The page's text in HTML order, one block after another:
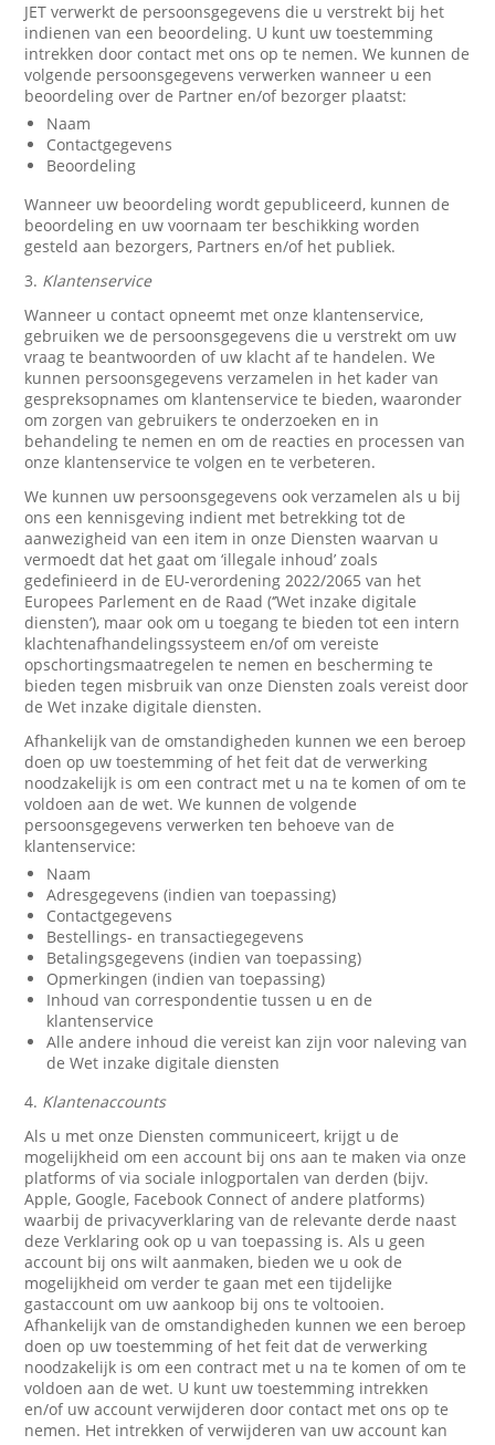
JET verwerkt de persoonsgegevens die u verstrekt bij het
indienen van een beoordeling. U kunt uw toestemming
intrekken door contact met ons op te nemen. We kunnen de
volgende persoonsgegevens verwerken wanneer u een
beoordeling over de Partner en/of bezorger plaatst:
Naam
Contactgegevens
Beoordeling
Wanneer uw beoordeling wordt gepubliceerd, kunnen de
beoordeling en uw voornaam ter beschikking worden
gesteld aan bezorgers, Partners en/of het publiek.
3. Klantenservice
Wanneer u contact opneemt met onze klantenservice,
gebruiken we de persoonsgegevens die u verstrekt om uw
vraag te beantwoorden of uw klacht af te handelen. We
kunnen persoonsgegevens verzamelen in het kader van
gespreksopnames om klantenservice te bieden, waaronder
om zorgen van gebruikers te onderzoeken en in
behandeling te nemen en om de reacties en processen van
onze klantenservice te volgen en te verbeteren.
We kunnen uw persoonsgegevens ook verzamelen als u bij
ons een kennisgeving indient met betrekking tot de
aanwezigheid van een item in onze Diensten waarvan u
vermoedt dat het gaat om ‘illegale inhoud’ zoals
gedefinieerd in de EU-verordening 2022/2065 van het
Europees Parlement en de Raad (‘’Wet inzake digitale
diensten’), maar ook om u toegang te bieden tot een intern
klachtenafhandelingssysteem en/of om vereiste
opschortingsmaatregelen te nemen en bescherming te
bieden tegen misbruik van onze Diensten zoals vereist door
de Wet inzake digitale diensten.
Afhankelijk van de omstandigheden kunnen we een beroep
doen op uw toestemming of het feit dat de verwerking
noodzakelijk is om een contract met u na te komen of om te
voldoen aan de wet. We kunnen de volgende
persoonsgegevens verwerken ten behoeve van de
klantenservice:
Naam
Adresgegevens (indien van toepassing)
Contactgegevens
Bestellings- en transactiegegevens
Betalingsgegevens (indien van toepassing)
Opmerkingen (indien van toepassing)
Inhoud van correspondentie tussen u en de
klantenservice
Alle andere inhoud die vereist kan zijn voor naleving van
de Wet inzake digitale diensten
4. Klantenaccounts
Als u met onze Diensten communiceert, krijgt u de
mogelijkheid om een account bij ons aan te maken via onze
platforms of via sociale inlogportalen van derden (bijv.
Apple, Google, Facebook Connect of andere platforms)
waarbij de privacyverklaring van de relevante derde naast
deze Verklaring ook op u van toepassing is. Als u geen
account bij ons wilt aanmaken, bieden we u ook de
mogelijkheid om verder te gaan met een tijdelijke
gastaccount om uw aankoop bij ons te voltooien.
Afhankelijk van de omstandigheden kunnen we een beroep
doen op uw toestemming of het feit dat de verwerking
noodzakelijk is om een contract met u na te komen of om te
voldoen aan de wet. U kunt uw toestemming intrekken
en/of uw account verwijderen door contact met ons op te
nemen. Het intrekken of verwijderen van uw account kan